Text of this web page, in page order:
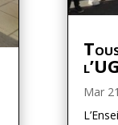
Mar